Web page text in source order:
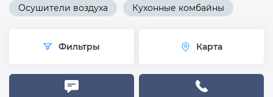
Осушители воздуха Кухонные комбайны
Фильтры Карта